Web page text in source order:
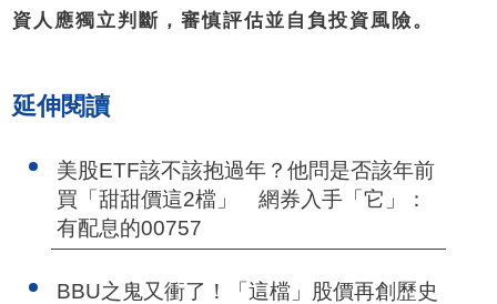
資人應獨立判斷，審慎評估並自負投資風險。
延伸閱讀
美股ETF該不該抱過年？他問是否該年前
買「甜甜價這2檔」 網券入手「它」：
有配息的00757
BBU之鬼又衝了！「這檔」股價再創歷史